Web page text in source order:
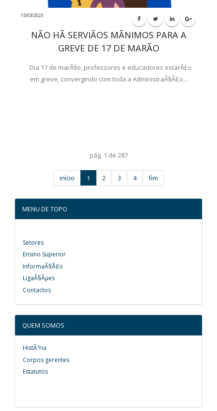
15/03/2023
NÃO HÃ SERVIÃOS MÃNIMOS PARA A
GREVE DE 17 DE MARÃO
Dia 17 de marÃ§o, professores e educadores estarÃ£o
em greve, convergindo com toda a AdministraÃ§Ã£o...
pág. 1 de 287
início 1 2 3 4 fim
MENU DE TOPO
Setores
Ensino Superior
InformaÃ§Ã£o
LigaÃ§Ãµes
Contactos
QUEM SOMOS
HistÃ³ria
Corpos gerentes
Estatutos